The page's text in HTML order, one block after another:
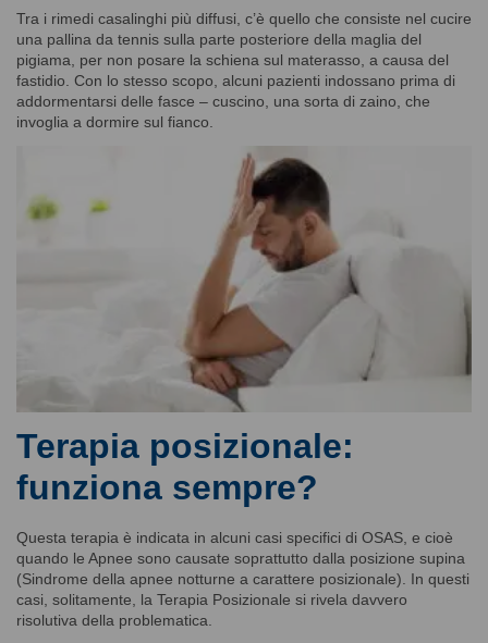
Tra i rimedi casalinghi più diffusi, c’è quello che consiste nel cucire
una pallina da tennis sulla parte posteriore della maglia del
pigiama, per non posare la schiena sul materasso, a causa del
fastidio. Con lo stesso scopo, alcuni pazienti indossano prima di
addormentarsi delle fasce – cuscino, una sorta di zaino, che
invoglia a dormire sul fianco.
Terapia posizionale:
funziona sempre?
Questa terapia è indicata in alcuni casi specifici di OSAS, e cioè
quando le Apnee sono causate soprattutto dalla posizione supina
(Sindrome della apnee notturne a carattere posizionale). In questi
casi, solitamente, la Terapia Posizionale si rivela davvero
risolutiva della problematica.